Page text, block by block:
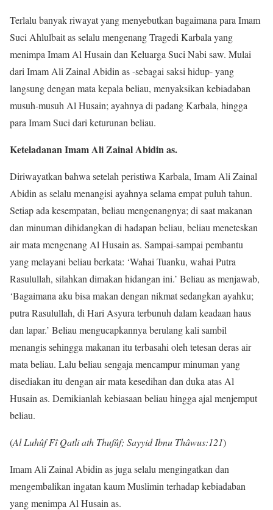
Terlalu banyak riwayat yang menyebutkan bagaimana para Imam
Suci Ahlulbait as selalu mengenang Tragedi Karbala yang
menimpa Imam Al Husain dan Keluarga Suci Nabi saw. Mulai
dari Imam Ali Zainal Abidin as -sebagai saksi hidup- yang
langsung dengan mata kepala beliau, menyaksikan kebiadaban
musuh-musuh Al Husain; ayahnya di padang Karbala, hingga
para Imam Suci dari keturunan beliau.
Keteladanan Imam Ali Zainal Abidin as.
Diriwayatkan bahwa setelah peristiwa Karbala, Imam Ali Zainal
Abidin as selalu menangisi ayahnya selama empat puluh tahun.
Setiap ada kesempatan, beliau mengenangnya; di saat makanan
dan minuman dihidangkan di hadapan beliau, beliau meneteskan
air mata mengenang Al Husain as. Sampai-sampai pembantu
yang melayani beliau berkata: ‘Wahai Tuanku, wahai Putra
Rasulullah, silahkan dimakan hidangan ini.’ Beliau as menjawab,
‘Bagaimana aku bisa makan dengan nikmat sedangkan ayahku;
putra Rasulullah, di Hari Asyura terbunuh dalam keadaan haus
dan lapar.’ Beliau mengucapkannya berulang kali sambil
menangis sehingga makanan itu terbasahi oleh tetesan deras air
mata beliau. Lalu beliau sengaja mencampur minuman yang
disediakan itu dengan air mata kesedihan dan duka atas Al
Husain as. Demikianlah kebiasaan beliau hingga ajal menjemput
beliau.
(Al Luhûf Fî Qatli ath Thufûf; Sayyid Ibnu Thâwus:121)
Imam Ali Zainal Abidin as juga selalu mengingatkan dan
mengembalikan ingatan kaum Muslimin terhadap kebiadaban
yang menimpa Al Husain as.